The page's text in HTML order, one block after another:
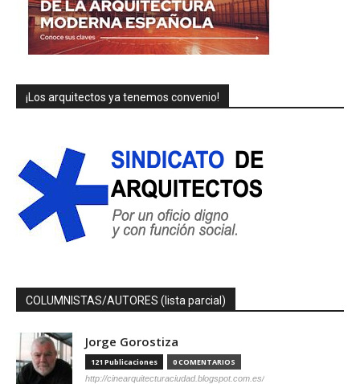
¡Los arquitectos ya tenemos convenio!
COLUMNISTAS/AUTORES (lista parcial)
Jorge Gorostiza
121 Publicaciones 0 COMENTARIOS
http://cinearquitecturaciudad.blogspot.com.es/